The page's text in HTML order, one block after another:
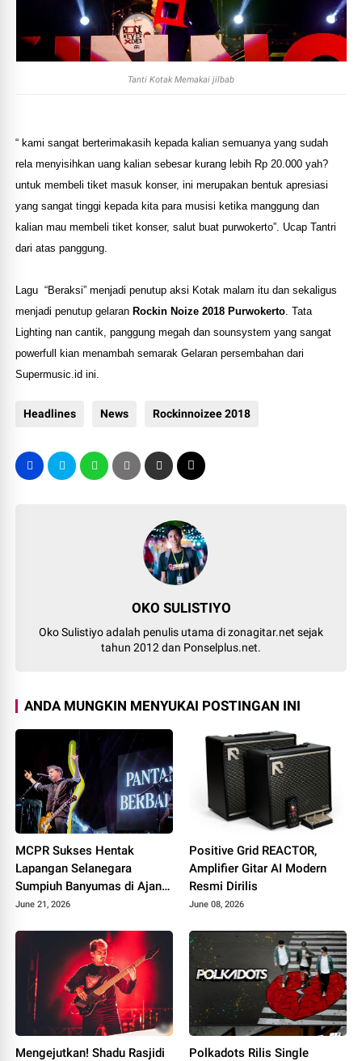
Tanti Kotak Memakai jilbab
“ kami sangat berterimakasih kepada kalian semuanya yang sudah
rela menyisihkan uang kalian sebesar kurang lebih Rp 20.000 yah?
untuk membeli tiket masuk konser, ini merupakan bentuk apresiasi
yang sangat tinggi kepada kita para musisi ketika manggung dan
kalian mau membeli tiket konser, salut buat purwokerto”. Ucap Tantri
dari atas panggung.
Lagu “Beraksi” menjadi penutup aksi Kotak malam itu dan sekaligus
menjadi penutup gelaran Rockin Noize 2018 Purwokerto . Tata
Lighting nan cantik, panggung megah dan sounsystem yang sangat
powerfull kian menambah semarak Gelaran persembahan dari
Supermusic.id ini.
Headlines News Rockinnoizee 2018
OKO SULISTIYO
Oko Sulistiyo adalah penulis utama di zonagitar.net sejak
tahun 2012 dan Ponselplus.net.
ANDA MUNGKIN MENYUKAI POSTINGAN INI
MCPR Sukses Hentak
Lapangan Selanegara
Sumpiuh Banyumas di Ajang
76 Silaturahmi HAPPIII
June 21, 2026
Positive Grid REACTOR,
Amplifier Gitar AI Modern
Resmi Dirilis
June 08, 2026
Mengejutkan! Shadu Rasjidi
Polkadots Rilis Single